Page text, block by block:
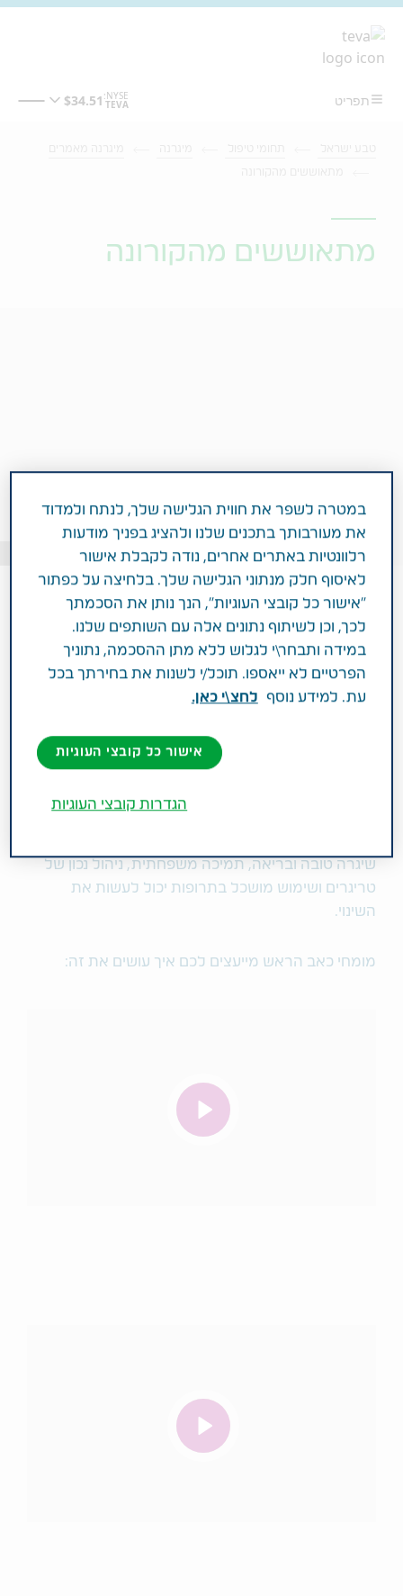
מתאוששים מהקורונה
Getty Images: seb_ra
1 דקות
פברואר 03, 2020
תחומי טיפול מיגרנה
אתם שואלים – המומחים עונים
בימים אלה אנחנו מנסים לחזור לשגרה.
שיגרה טובה ובריאה, תמיכה משפחתית, ניהול נכון של
טריגרים ושימוש מושכל בתרופות יכול לעשות את
השינוי.
מומחי כאב הראש מייעצים לכם איך עושים את זה:
במטרה לשפר את חווית הגלישה שלך, לנתח ולמדוד
את מעורבותך בתכנים שלנו ולהציג בפניך מודעות
רלוונטיות באתרים אחרים, נודה לקבלת אישור
לאיסוף חלק מנתוני הגלישה שלך. בלחיצה על כפתור
"אישור כל קובצי העוגיות", הנך נותן את הסכמתך
לכך, וכן לשיתוף נתונים אלה עם השותפים שלנו.
במידה ותבחר\י לגלוש ללא מתן ההסכמה, נתוניך
הפרטיים לא ייאספו. תוכל/י לשנות את בחירתך בכל
עת. למידע נוסף
לחצ\י כאן.
אישור כל קובצי העוגיות
הגדרות קובצי העוגיות